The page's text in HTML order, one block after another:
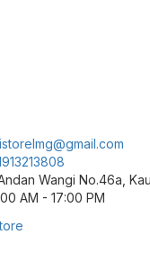
Wangi No.46a,
AM - 17:00 PM